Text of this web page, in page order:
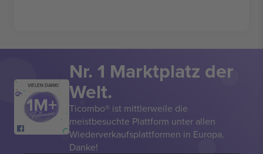
VIELEN DANK!
Nr. 1 Marktplatz der
Welt.
Ticombo® ist mittlerweile die
meistbesuchte Plattform unter allen
Wiederverkaufsplattformen in Europa.
Danke!